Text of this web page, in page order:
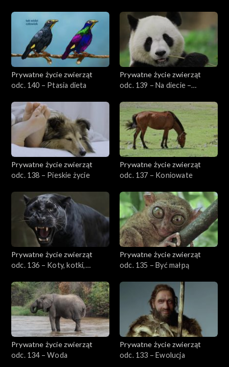
Prywatne życie zwierząt
odc. 140 – Ptasia dieta
Prywatne życie zwierząt
odc. 139 – Na diecie –
Prywatne życie zwierząt
odc. 138 – Pieskie życie
Prywatne życie zwierząt
odc. 137 – Koniowate
Prywatne życie zwierząt
odc. 136 – Koty, kotki,
Prywatne życie zwierząt
odc. 135 – Być małpą
Prywatne życie zwierząt
odc. 134 – Woda
Prywatne życie zwierząt
odc. 133 – Ewolucja